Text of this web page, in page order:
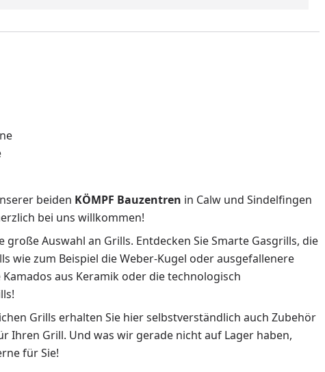
beiden KÖMPF Bauzentren in Calw und Sindelfingen
bei uns willkommen!
Auswahl an Grills. Entdecken Sie Smarte Gasgrills, die
wie zum Beispiel die Weber-Kugel oder ausgefallenere
aus Keramik oder die technologisch
Grills erhalten Sie hier selbstverständlich auch Zubehör
Ihren Grill. Und was wir gerade nicht auf Lager haben,
für Sie!